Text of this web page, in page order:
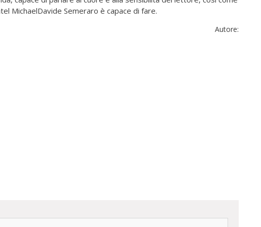
MichaelDavide Semeraro è capace di fare.
Autore: